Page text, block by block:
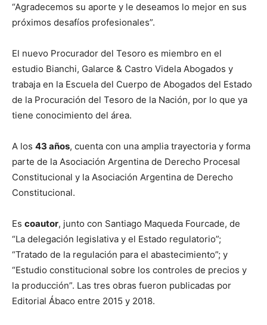
“Agradecemos su aporte y le deseamos lo mejor en sus
próximos desafíos profesionales”.
El nuevo Procurador del Tesoro es miembro en el
estudio Bianchi, Galarce & Castro Videla Abogados y
trabaja en la Escuela del Cuerpo de Abogados del Estado
de la Procuración del Tesoro de la Nación, por lo que ya
tiene conocimiento del área.
A los 43 años, cuenta con una amplia trayectoria y forma
parte de la Asociación Argentina de Derecho Procesal
Constitucional y la Asociación Argentina de Derecho
Constitucional.
Es coautor, junto con Santiago Maqueda Fourcade, de
“La delegación legislativa y el Estado regulatorio”;
“Tratado de la regulación para el abastecimiento”; y
“Estudio constitucional sobre los controles de precios y
la producción”. Las tres obras fueron publicadas por
Editorial Ábaco entre 2015 y 2018.